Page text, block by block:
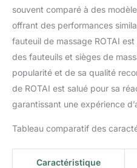
de
et
6
souvent comparé à des
offrant des performances
fauteuil de massage ROTAI
des fauteuils et sièges de
popularité et de sa qualité
de ROTAI est salué pour sa
garantissant une expérience
Tableau comparatif des
Caractéristique